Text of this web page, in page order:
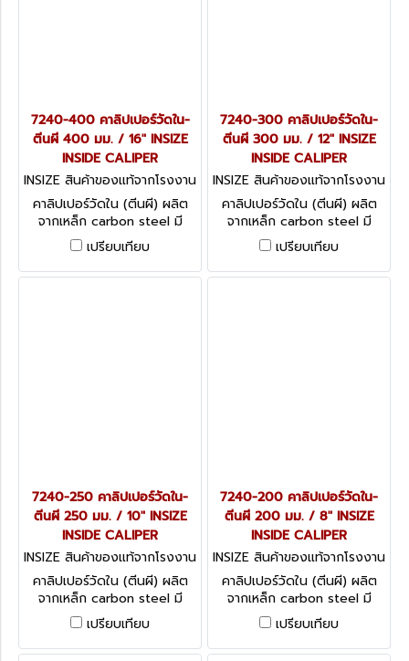
7240-400 คาลิปเปอร์วัดใน-
ตีนผี 400 มม. / 16" INSIZE
INSIDE CALIPER
INSIZE สินค้าของแท้จากโรงงาน
ผู้ผลิต 7240-400
คาลิปเปอร์วัดใน (ตีนผี) ผลิต
จากเหล็ก carbon steel มี
ความยาว 6 ขนาดให้เลือกใช้
INSIZE Inside Caliper 7240
series
เปรียบเทียบ
7240-300 คาลิปเปอร์วัดใน-
ตีนผี 300 มม. / 12" INSIZE
INSIDE CALIPER
INSIZE สินค้าของแท้จากโรงงาน
ผู้ผลิต 7240-300
คาลิปเปอร์วัดใน (ตีนผี) ผลิต
จากเหล็ก carbon steel มี
ความยาว 6 ขนาดให้เลือกใช้
INSIZE Inside Caliper 7240
series
เปรียบเทียบ
7240-250 คาลิปเปอร์วัดใน-
ตีนผี 250 มม. / 10" INSIZE
INSIDE CALIPER
INSIZE สินค้าของแท้จากโรงงาน
ผู้ผลิต 7240-250
คาลิปเปอร์วัดใน (ตีนผี) ผลิต
จากเหล็ก carbon steel มี
ความยาว 6 ขนาดให้เลือกใช้
INSIZE Inside Caliper 7240
series
เปรียบเทียบ
7240-200 คาลิปเปอร์วัดใน-
ตีนผี 200 มม. / 8" INSIZE
INSIDE CALIPER
INSIZE สินค้าของแท้จากโรงงาน
ผู้ผลิต 7240-200
คาลิปเปอร์วัดใน (ตีนผี) ผลิต
จากเหล็ก carbon steel มี
ความยาว 6 ขนาดให้เลือกใช้
INSIZE Inside Caliper 7240
series
เปรียบเทียบ